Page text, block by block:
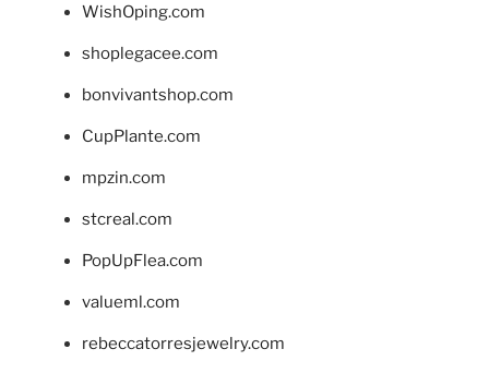
WishOping.com
shoplegacee.com
bonvivantshop.com
CupPlante.com
mpzin.com
stcreal.com
PopUpFlea.com
valueml.com
rebeccatorresjewelry.com